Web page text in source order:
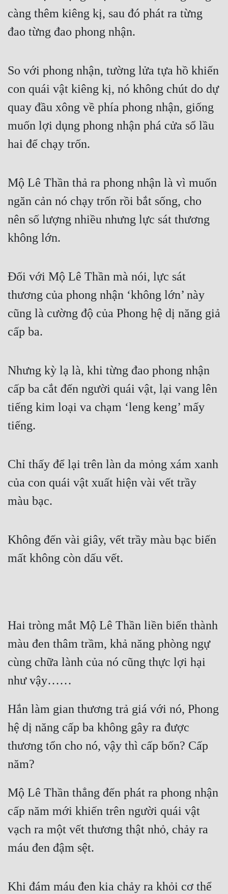
càng thêm kiêng kị, sau đó phát ra từng
đao từng đao phong nhận.
So với phong nhận, tường lửa tựa hồ khiến
con quái vật kiêng kị, nó không chút do dự
quay đầu xông về phía phong nhận, giống
muốn lợi dụng phong nhận phá cửa sổ lầu
hai để chạy trốn.
Mộ Lê Thần thả ra phong nhận là vì muốn
ngăn cản nó chạy trốn rồi bắt sống, cho
nên số lượng nhiều nhưng lực sát thương
không lớn.
Đối với Mộ Lê Thần mà nói, lực sát
thương của phong nhận ‘không lớn’ này
cũng là cường độ của Phong hệ dị năng giả
cấp ba.
Nhưng kỳ lạ là, khi từng đao phong nhận
cấp ba cắt đến người quái vật, lại vang lên
tiếng kim loại va chạm ‘leng keng’ mấy
tiếng.
Chỉ thấy để lại trên làn da mỏng xám xanh
của con quái vật xuất hiện vài vết trầy
màu bạc.
Không đến vài giây, vết trầy màu bạc biến
mất không còn dấu vết.
Hai tròng mắt Mộ Lê Thần liền biến thành
màu đen thâm trầm, khả năng phòng ngự
cùng chữa lành của nó cũng thực lợi hại
như vậy……
Hắn làm gian thương trả giá với nó, Phong
hệ dị năng cấp ba không gây ra được
thương tổn cho nó, vậy thì cấp bốn? Cấp
năm?
Mộ Lê Thần thẳng đến phát ra phong nhận
cấp năm mới khiến trên người quái vật
vạch ra một vết thương thật nhỏ, chảy ra
máu đen đậm sệt.
Khi đám máu đen kia chảy ra khỏi cơ thể